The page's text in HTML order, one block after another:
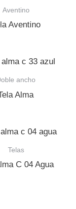
Aventino
Aventino
ancho
Alma
Telas
C 04 Agua